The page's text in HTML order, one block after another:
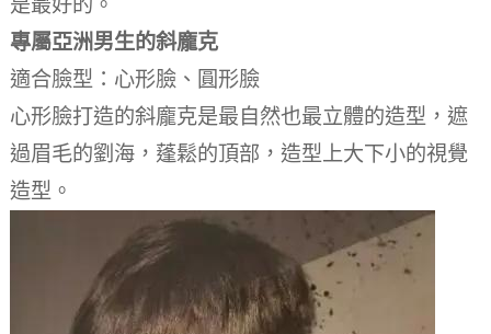
是最好的。
專屬亞洲男生的斜龐克
適合臉型：心形臉、圓形臉
心形臉打造的斜龐克是最自然也最立體的造型，遮
過眉毛的劉海，蓬鬆的頂部，造型上大下小的視覺
造型。